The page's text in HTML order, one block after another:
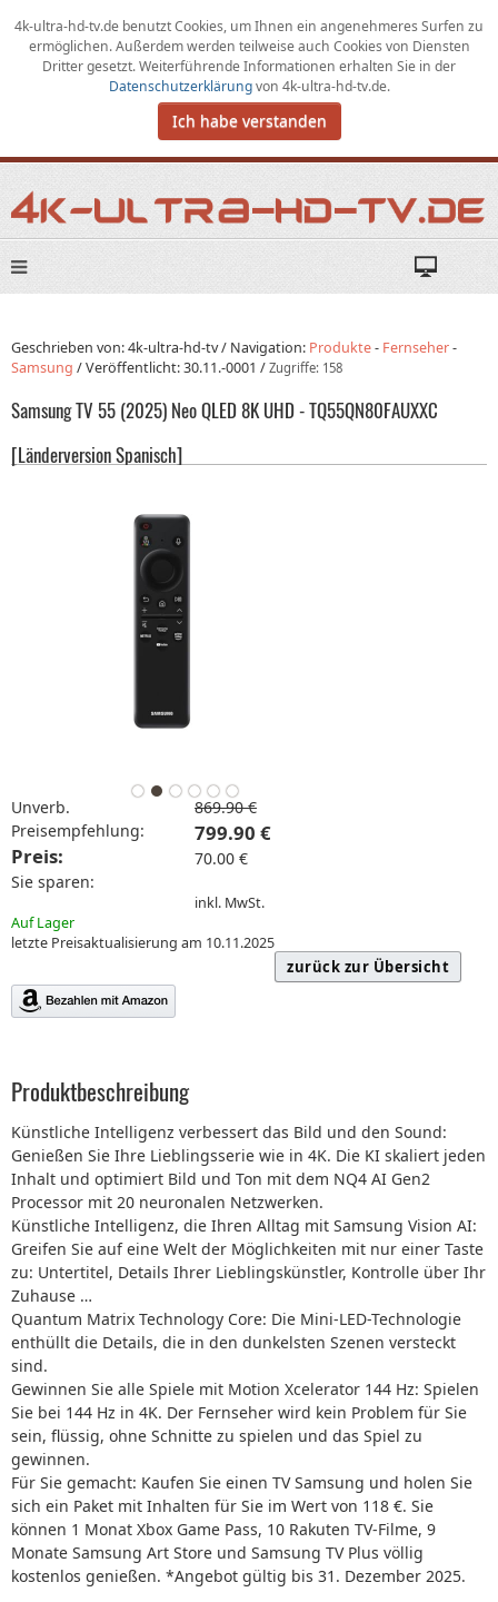
4k-ultra-hd-tv.de benutzt Cookies, umIhnen ein angenehmeres Surfen zu
ermöglichen.Außerdem werden teilweise auch Cookies von Diensten
Dritter gesetzt. Weiterführende Informationen erhalten Sie in der
Datenschutzerklärungvon 4k-ultra-hd-tv.de.
Ich habe verstanden
Geschrieben von: 4k-ultra-hd-tv / Navigation: Produkte- Fernseher-
Samsung /Veröffentlicht:30.11.-0001 / Zugriffe: 158
Samsung TV 55 (2025) Neo QLED 8K UHD - TQ55QN80FAUXXC
[Länderversion Spanisch]
Unverb.
Preisempfehlung:
869.90 €
Preis:
799.90 €
Sie sparen:
70.00 €
inkl. MwSt.
Auf Lager
letzte Preisaktualisierung am 10.11.2025
zurück zur Übersicht
Produktbeschreibung
Künstliche Intelligenz verbessert das Bild und den Sound:
Genießen Sie Ihre Lieblingsserie wie in 4K. Die KI skaliert jeden
Inhalt und optimiert Bild und Ton mit dem NQ4 AI Gen2
Processor mit 20 neuronalen Netzwerken.
Künstliche Intelligenz, die Ihren Alltag mit Samsung Vision AI:
Greifen Sie auf eine Welt der Möglichkeiten mit nur einer Taste
zu: Untertitel, Details Ihrer Lieblingskünstler, Kontrolle über Ihr
Zuhause …
Quantum Matrix Technology Core: Die Mini-LED-Technologie
enthüllt die Details, die in den dunkelsten Szenen versteckt
sind.
Gewinnen Sie alle Spiele mit Motion Xcelerator 144 Hz: Spielen
Sie bei 144 Hz in 4K. Der Fernseher wird kein Problem für Sie
sein, flüssig, ohne Schnitte zu spielen und das Spiel zu
gewinnen.
Für Sie gemacht: Kaufen Sie einen TV Samsung und holen Sie
sich ein Paket mit Inhalten für Sie im Wert von 118 €. Sie
können 1 Monat Xbox Game Pass, 10 Rakuten TV-Filme, 9
Monate Samsung Art Store und Samsung TV Plus völlig
kostenlos genießen. *Angebot gültig bis 31. Dezember 2025.